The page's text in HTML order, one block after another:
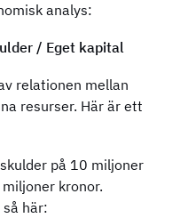
analys:
/ Eget kapital
relationen mellan
resurser. Här är ett
på 10 miljoner
kronor.
här: